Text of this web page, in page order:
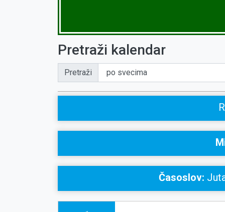
Pretraži kalendar
Pretraži
Časoslov: